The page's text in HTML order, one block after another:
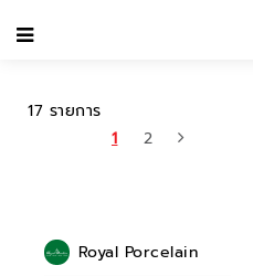
ROYAL PORCELAIN
17 รายการ
1
2
Royal Porcelain